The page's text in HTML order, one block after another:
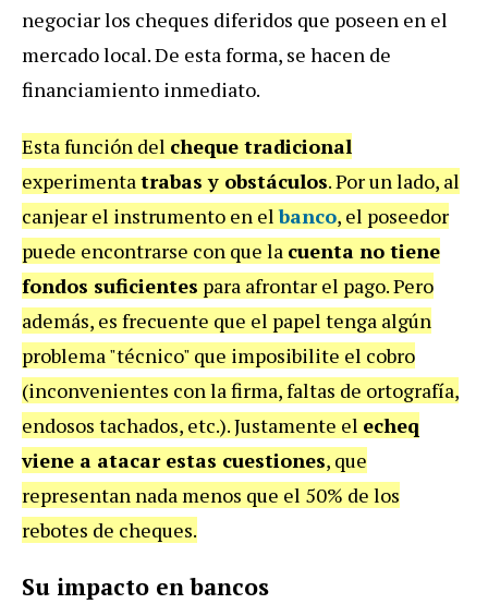
negociar los cheques diferidos que poseen en el
mercado local. De esta forma, se hacen de
financiamiento inmediato.
Esta función del cheque tradicional
experimentatrabas y obstáculos. Por un lado, al
canjear el instrumento en elbanco, el poseedor
puede encontrarse con que la cuenta no tiene
fondos suficientes para afrontar el pago. Pero
además, es frecuente que el papel tenga algún
problema "técnico" que imposibilite el cobro
(inconvenientes con la firma, faltas de ortografía,
endosos tachados, etc.).Justamente el echeq
viene a atacar estas cuestiones, que
representan nada menos que el 50% de los
rebotes de cheques.
Su impacto en bancos